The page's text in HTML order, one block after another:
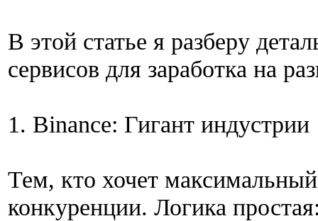
В этой статье я разберу
сервисов для заработка на
1. Binance: Гигант индустрии
Тем, кто хочет
конкуренции. Логика